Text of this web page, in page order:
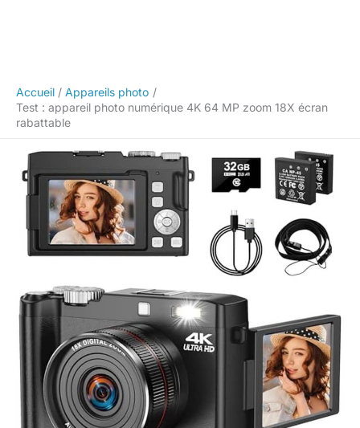
Accueil
Appareils photo
Test : appareil photo numérique 4K 64 MP zoom 18X écran
rabattable